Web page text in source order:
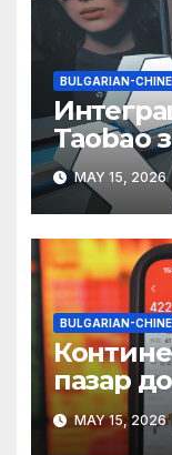
BULGARIAN-
Taobao
MAY 15, 2026
BULGARIAN-
пазар
връх
MAY 15, 2026